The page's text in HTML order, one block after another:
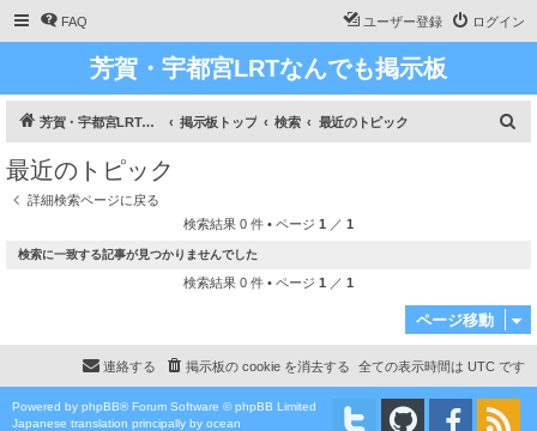
FAQ ログイン
ユーザー登録
芳賀・宇都宮LRTなんでも掲示板
芳賀・宇都宮LRT、ライトライン研究 掲示板トップ 検索 最近のトピック
最近のトピック
詳細検索ページに戻る
検索結果 0 件 • ページ 1 ／ 1
検索に一致する記事が見つかりませんでした
検索結果 0 件 • ページ 1 ／ 1
ページ移動
全ての表示時間は UTC です
掲示板の cookie を消去する
連絡する
Powered by phpBB® Forum Software © phpBB Limited
Japanese translation principally by ocean